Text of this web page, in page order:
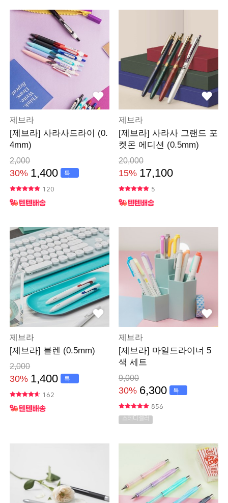
제브라
[제브라] 사라사드라이 (0.
4mm)
2,000
30% 1,400
특
가
120
제브라
[제브라] 사라사 그랜드 포
켓몬 에디션 (0.5mm)
20,000
15% 17,100
5
제브라
[제브라] 블렌 (0.5mm)
2,000
30% 1,400
특
가
162
제브라
[제브라] 마일드라이너 5
색 세트
9,000
30% 6,300
특
가
856
스테디셀러